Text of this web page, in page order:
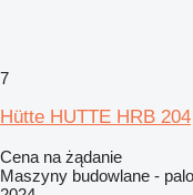
7
Hütte HUTTE HRB 204
Cena na żądanie
Maszyny budowlane -